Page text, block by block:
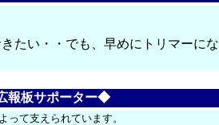
たい・・でも、早めにトリマーに
報板サポーター◆
って支えられています。